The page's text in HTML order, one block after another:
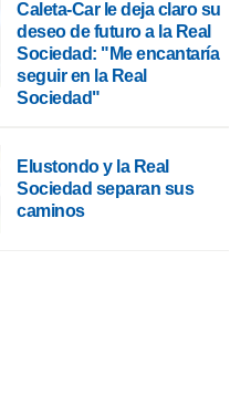
Caleta-Car le deja claro su
deseo de futuro a la Real
Sociedad: "Me encantaría
seguir en la Real
Sociedad"
Elustondo y la Real
Sociedad separan sus
caminos